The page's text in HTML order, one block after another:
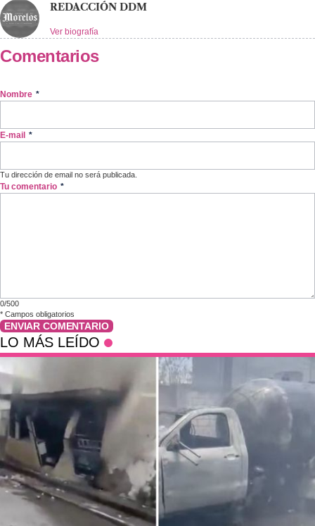
REDACCIÓN DDM
Ver biografía
Comentarios
Nombre *
E-mail *
Tu dirección de email no será publicada.
Tu comentario *
0/500
* Campos obligatorios
ENVIAR COMENTARIO
LO MÁS LEÍDO